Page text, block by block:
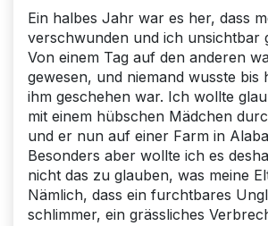
Ein halbes Jahr war es her, dass
verschwunden und ich unsichtbar
Von einem Tag auf den anderen
gewesen, und niemand wusste bis
ihm geschehen war. Ich wollte
mit einem hübschen Mädchen
und er nun auf einer Farm in
Besonders aber wollte ich es
nicht das zu glauben, was meine
Nämlich, dass ein furchtbares
schlimmer, ein grässliches